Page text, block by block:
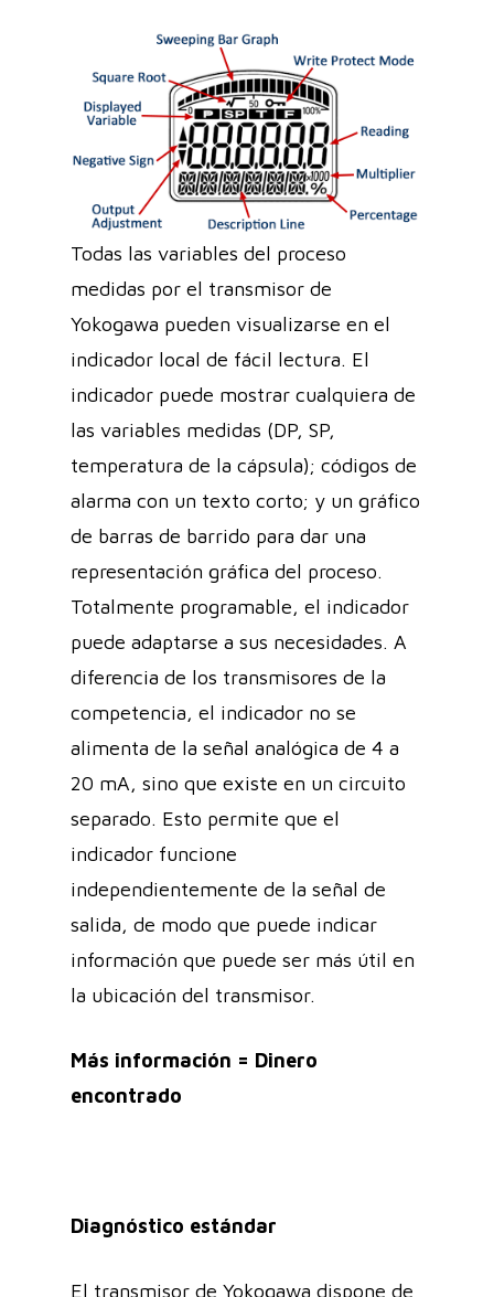
Todas las variables del proceso
medidas por el transmisor de
Yokogawa pueden visualizarse en el
indicador local de fácil lectura. El
indicador puede mostrar cualquiera de
las variables medidas (DP, SP,
temperatura de la cápsula); códigos de
alarma con un texto corto; y un gráfico
de barras de barrido para dar una
representación gráfica del proceso.
Totalmente programable, el indicador
puede adaptarse a sus necesidades. A
diferencia de los transmisores de la
competencia, el indicador no se
alimenta de la señal analógica de 4 a
20 mA, sino que existe en un circuito
separado. Esto permite que el
indicador funcione
independientemente de la señal de
salida, de modo que puede indicar
información que puede ser más útil en
la ubicación del transmisor.
Más información = Dinero
encontrado
Diagnóstico estándar
El transmisor de Yokogawa dispone de